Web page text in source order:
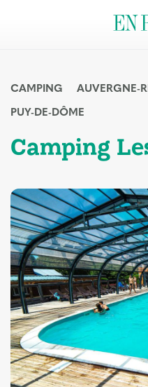
CAMPING AUVERGNE-
PUY-DE-DÔME
Camping